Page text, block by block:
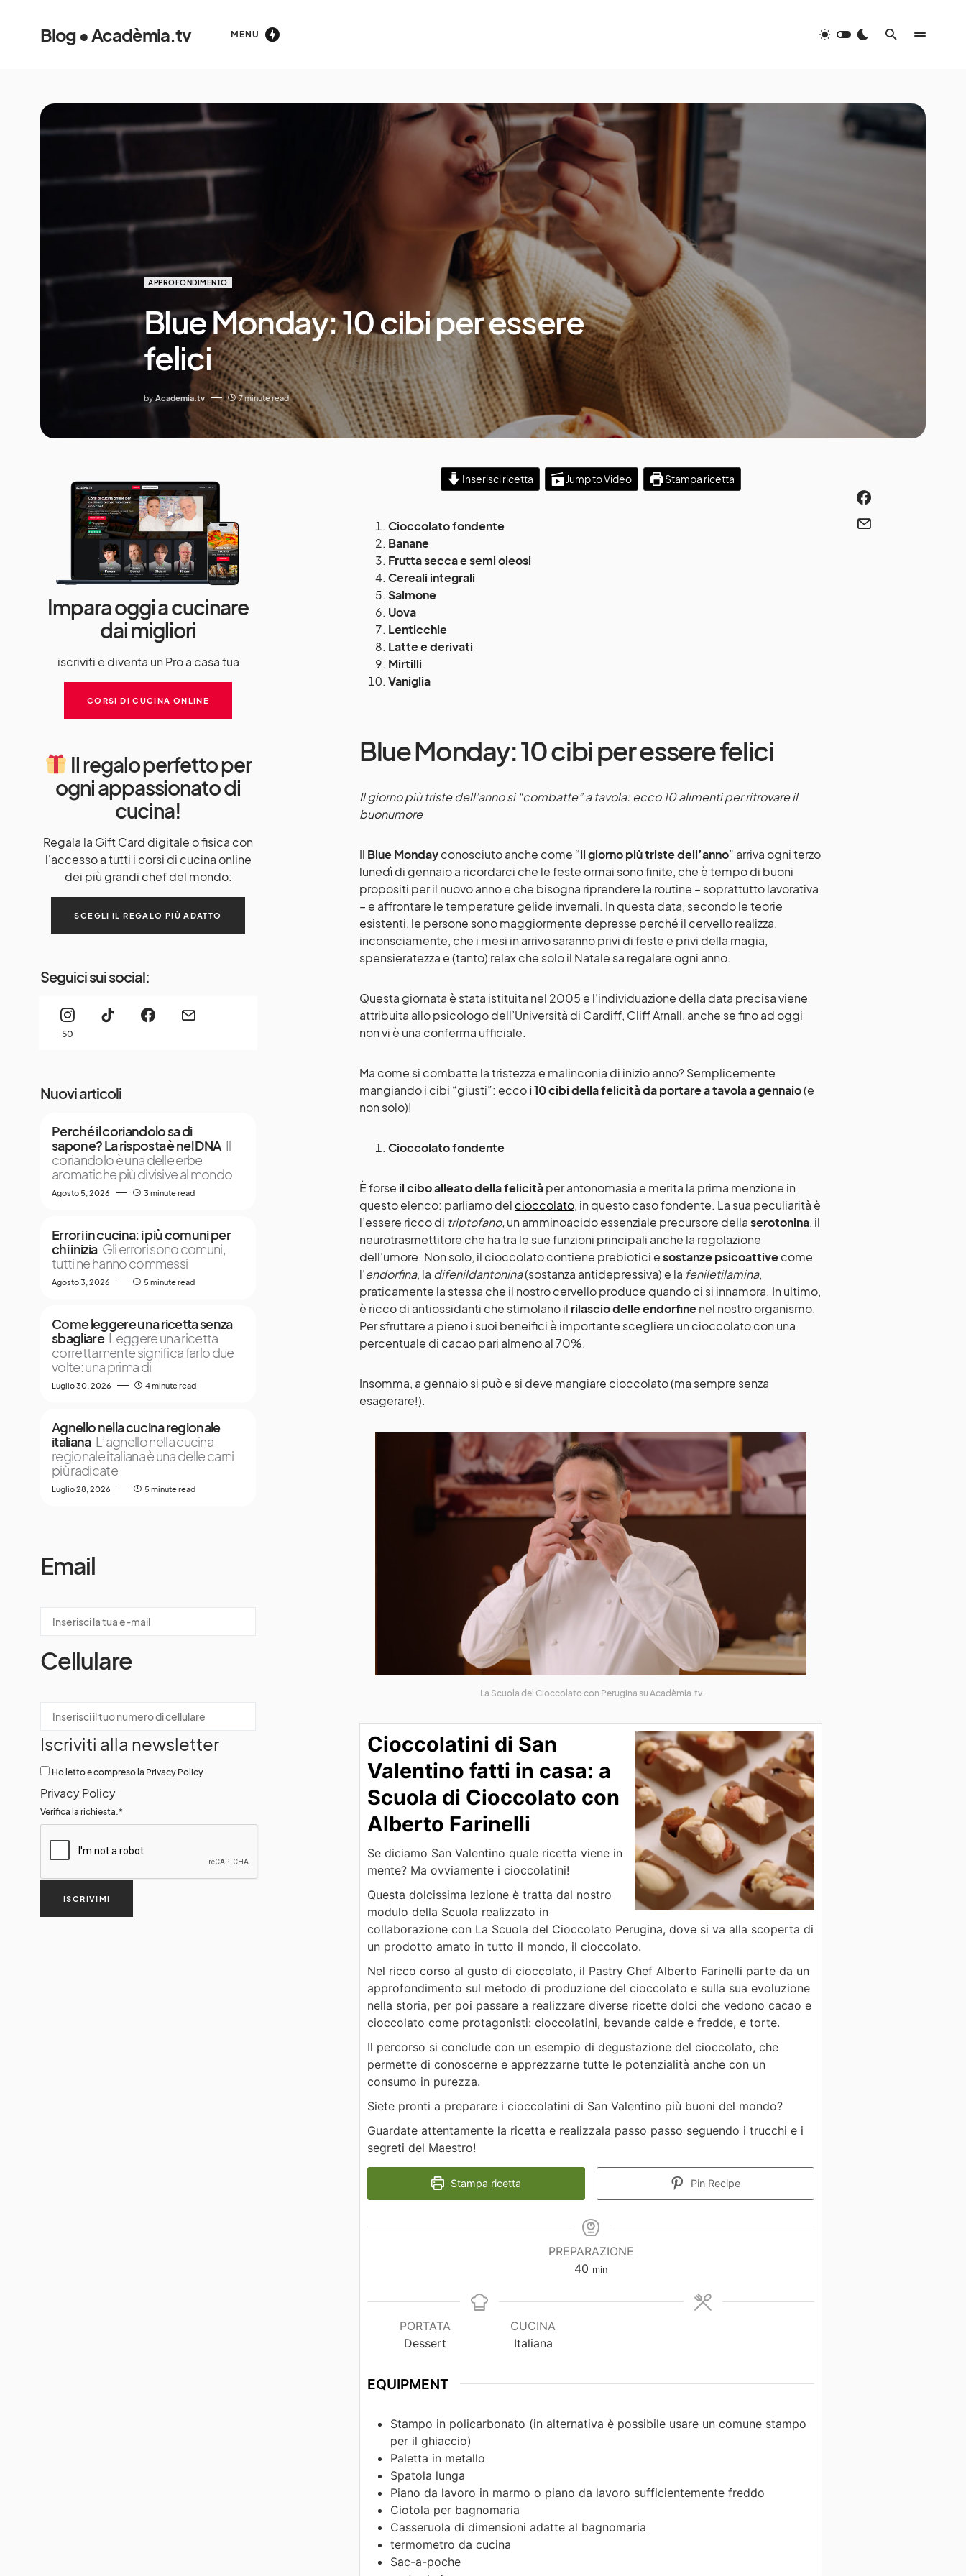
Blog • Acadèmia.tv MENU
APPROFONDIMENTO
Blue Monday: 10 cibi per essere
felici
by Academia.tv 7 minute read
Inserisci ricetta Jump to Video Stampa ricetta
Cioccolato fondente
Banane
Frutta secca e semi oleosi
Cereali integrali
Salmone
Uova
Lenticchie
Latte e derivati
Mirtilli
Vaniglia
Blue Monday: 10 cibi per essere felici
Il giorno più triste dell’anno si “combatte” a tavola: ecco 10 alimenti per ritrovare il
buonumore
Il Blue Mondayconosciuto anche come “il giorno più triste dell’anno” arriva ogni terzo
lunedì di gennaio a ricordarci che le feste ormai sono finite, che è tempo di buoni
propositi per il nuovo anno e che bisogna riprendere la routine – soprattutto lavorativa
– e affrontare le temperature gelide invernali. In questa data, secondo le teorie
esistenti, le persone sono maggiormente depresse perché il cervello realizza,
inconsciamente, che i mesi in arrivo saranno privi di feste e privi della magia,
spensieratezza e (tanto) relax che solo il Natale sa regalare ogni anno.
Questa giornata è stata istituita nel 2005 e l’individuazione della data precisa viene
attribuita allo psicologo dell’Università di Cardiff, Cliff Arnall, anche se fino ad oggi
non vi è una conferma ufficiale.
Ma come si combatte la tristezza e malinconia di inizio anno? Semplicemente
mangiando i cibi “giusti”: eccoi 10 cibi della felicità da portare a tavola a gennaio(e
non solo)!
Cioccolato fondente
È forse il cibo alleato della felicitàper antonomasia e merita la prima menzione in
questo elenco: parliamo delcioccolato, in questo caso fondente. La sua peculiarità è
l’essere ricco di triptofano,un amminoacido essenziale precursore dellaserotonina, il
neurotrasmettitore che ha tra le sue funzioni principali anche la regolazione
dell’umore. Non solo, il cioccolato contiene prebiotici esostanze psicoattivecome
l’endorfina, la difenildantonina(sostanza antidepressiva) e la feniletilamina,
praticamente la stessa che il nostro cervello produce quando ci si innamora. In ultimo,
è ricco di antiossidanti che stimolano il rilascio delle endorfinenel nostro organismo.
Per sfruttare a pieno i suoi beneifici è importante scegliere un cioccolato con una
percentuale di cacao pari almeno al 70%.
Insomma, a gennaio si può e si deve mangiare cioccolato (ma sempre senza
esagerare!).
La Scuola del Cioccolato con Perugina su Acadèmia.tv
Cioccolatini di San
Valentino fatti in casa: a
Scuola di Cioccolato con
Alberto Farinelli
Se diciamo San Valentino quale ricetta viene in
mente? Ma ovviamente i cioccolatini!
Questa dolcissima lezione è tratta dal nostro
modulo della Scuola realizzato in
collaborazione con La Scuola del Cioccolato Perugina, dove si va alla scoperta di
un prodotto amato in tutto il mondo, il cioccolato.
Nel ricco corso al gusto di cioccolato, il Pastry Chef Alberto Farinelli parte da un
approfondimento sul metodo di produzione del cioccolato e sulla sua evoluzione
nella storia, per poi passare a realizzare diverse ricette dolci che vedono cacao e
cioccolato come protagonisti: cioccolatini, bevande calde e fredde, e torte.
Il percorso si conclude con un esempio di degustazione del cioccolato, che
permette di conoscerne e apprezzarne tutte le potenzialità anche con un
consumo in purezza.
Siete pronti a preparare i cioccolatini di San Valentino più buoni del mondo?
Guardate attentamente la ricetta e realizzala passo passo seguendo i trucchi e i
segreti del Maestro!
Stampa ricetta Pin Recipe
PREPARAZIONE
40 min
PORTATA
Dessert
CUCINA
Italiana
EQUIPMENT
Stampo in policarbonato (in alternativa è possibile usare un comune stampo
per il ghiaccio)
Paletta in metallo
Spatola lunga
Piano da lavoro in marmo o piano da lavoro sufficientemente freddo
Ciotola per bagnomaria
Casseruola di dimensioni adatte al bagnomaria
termometro da cucina
Sac-a-poche
Impara oggi a cucinare
dai migliori
iscriviti e diventa un Pro a casa tua
CORSI DI CUCINA ONLINE
Il regalo perfetto per
ogni appassionato di
cucina!
Regala la Gift Card digitale o fisica con
l'accesso a tutti i corsi di cucina online
dei più grandi chef del mondo:
SCEGLI IL REGALO PIÙ ADATTO
Seguici sui social:
50
Nuovi articoli
Perché il coriandolo sa di
sapone? La risposta è nel DNA Il
coriandolo è una delle erbe
aromatiche più divisive al mondo
Agosto 5, 2026 3 minute read
Errori in cucina: i più comuni per
chi inizia Gli errori sono comuni,
tutti ne hanno commessi
Agosto 3, 2026 5 minute read
Come leggere una ricetta senza
sbagliare Leggere una ricetta
correttamente significa farlo due
volte: una prima di
Luglio 30, 2026 4 minute read
Agnello nella cucina regionale
italiana L’agnello nella cucina
regionale italiana è una delle carni
più radicate
Luglio 28, 2026 5 minute read
Email
Cellulare
Iscriviti alla newsletter
Ho letto e compreso la Privacy Policy
Privacy Policy
Verifica la richiesta. *
ISCRIVIMI